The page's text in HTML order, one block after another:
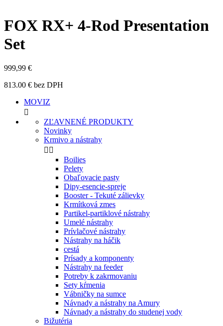
FOX RX+ 4-Rod Presentation
Set
999,99 €
813.00 € bez DPH
MOVIZ

ZĽAVNENÉ PRODUKTY
Novinky
Krmivo a nástrahy
 
Boilies
Pelety
Obaľovacie pasty
Dipy-esencie-spreje
Booster - Tekuté zálievky
Krmítková zmes
Partikel-partiklové nástrahy
Umelé nástrahy
Prívlačové nástrahy
Nástrahy na háčik
cestá
Prísady a komponenty
Nástrahy na feeder
Potreby k zakrmovaniu
Sety kŕmenia
Vábničky na sumce
Návnady a nástrahy na Amury
Návnady a nástrahy do studenej vody
Bižutéria